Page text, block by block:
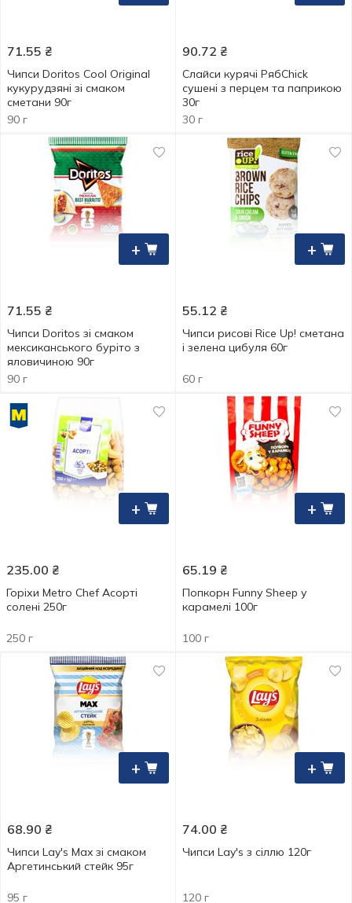
71.55 ₴
Чипси Doritos Cool Original
кукурудзяні зі смаком
сметани 90г
90 г
90.72 ₴
Слайси курячі РябChick
сушені з перцем та паприкою
30г
30 г
+
71.55 ₴
Чипси Doritos зі смаком
мексиканського буріто з
яловичиною 90г
90 г
+
55.12 ₴
Чипси рисові Rice Up! сметана
і зелена цибуля 60г
60 г
+
235.00 ₴
Горіхи Metro Chef Асорті
солені 250г
250 г
+
65.19 ₴
Попкорн Funny Sheep у
карамелі 100г
100 г
+
68.90 ₴
Чипси Lay's Max зі смаком
Аргетинський стейк 95г
95 г
+
74.00 ₴
Чипси Lay's з сіллю 120г
120 г